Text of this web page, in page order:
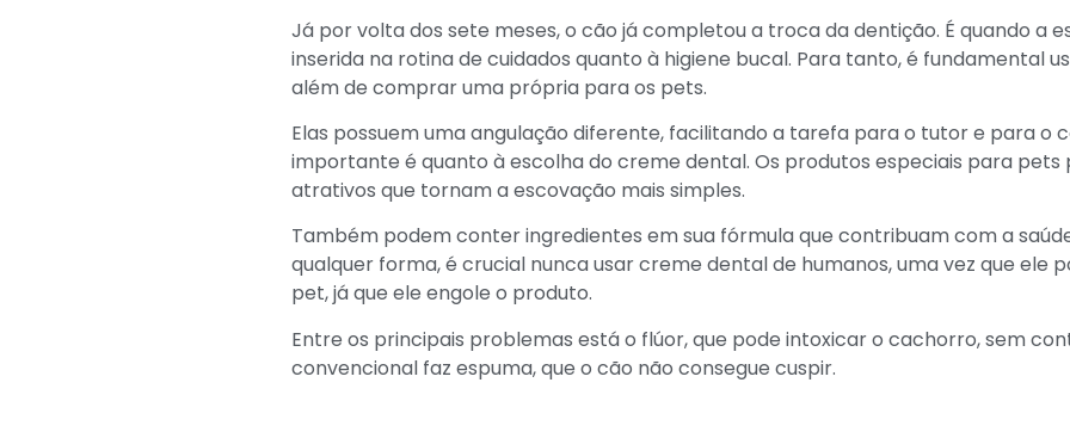
Já por volta dos sete meses, o cão já completou a troca da dentição. É quando a
inserida na rotina de cuidados quanto à higiene bucal. Para tanto, é fundamental
além de comprar uma própria para os pets.
Elas possuem uma angulação diferente, facilitando a tarefa para o tutor e para o
importante é quanto à escolha do creme dental. Os produtos especiais para pets
atrativos que tornam a escovação mais simples.
Também podem conter ingredientes em sua fórmula que contribuam com a
qualquer forma, é crucial nunca usar creme dental de humanos, uma vez que ele
pet, já que ele engole o produto.
Entre os principais problemas está o flúor, que pode intoxicar o cachorro, sem
convencional faz espuma, que o cão não consegue cuspir.